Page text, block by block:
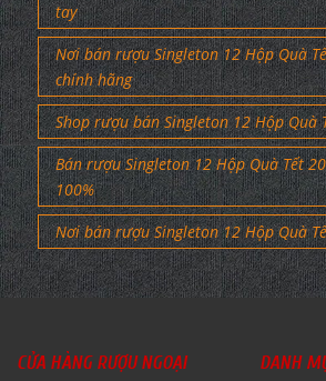
tay
Nơi bán rượu Singleton 12 Hộp Quà
chính hãng
Shop rượu bán Singleton 12 Hộp Quà
Bán rượu Singleton 12 Hộp Quà Tết
100%
Nơi bán rượu Singleton 12 Hộp Quà
CỬA HÀNG RƯỢU NGOẠI DANH